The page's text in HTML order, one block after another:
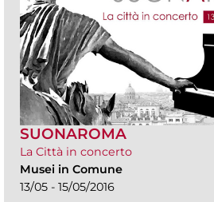
SUONAROMA
La Città in concerto
Musei in Comune
13/05 - 15/05/2016